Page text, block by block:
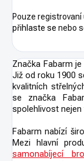
Pouze registrovaní
přihlaste se nebo
Značka Fabarm
Již od roku 1900
kvalitních
se značka
spolehlivost
Fabarm nabízí
Mezi hlavní
samonabíjecí